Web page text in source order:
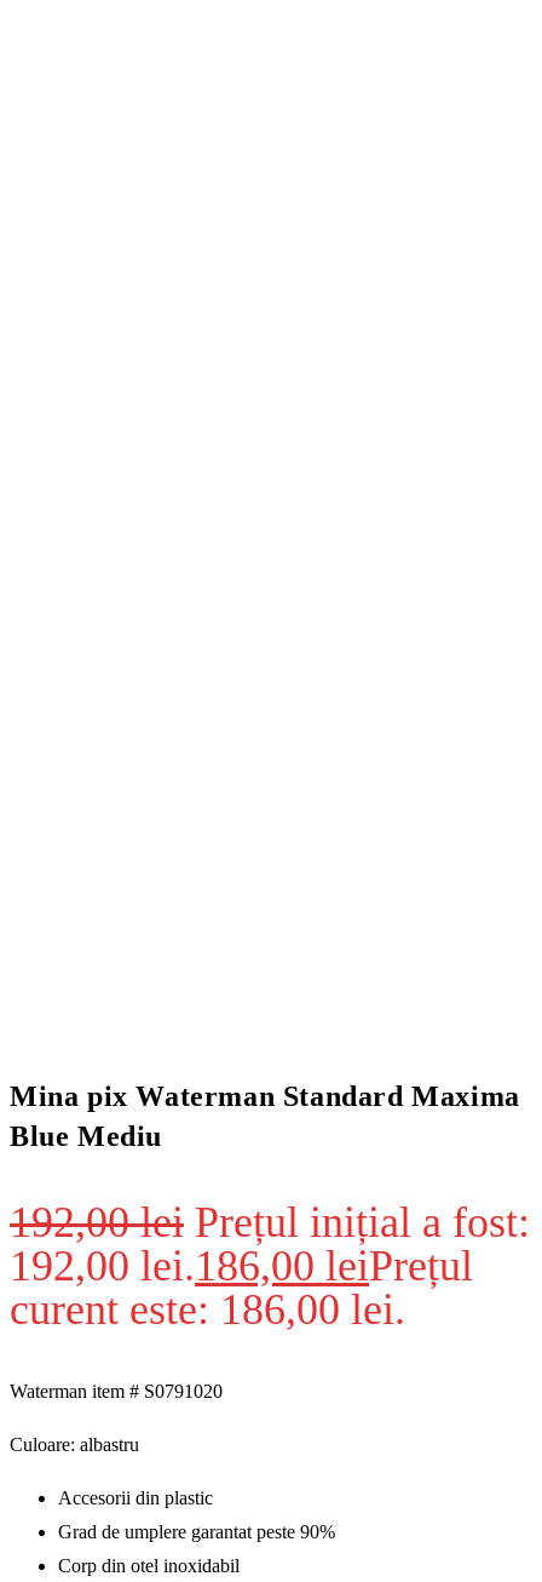
Mina pix Waterman Standard Maxima
Blue Mediu
192,00lei Prețul inițial a fost:
192,00 lei.186,00 leiPrețul
curent este: 186,00 lei.
Waterman item # S0791020
Culoare: albastru
Accesorii din plastic
Grad de umplere garantat peste 90%
Corp din otel inoxidabil